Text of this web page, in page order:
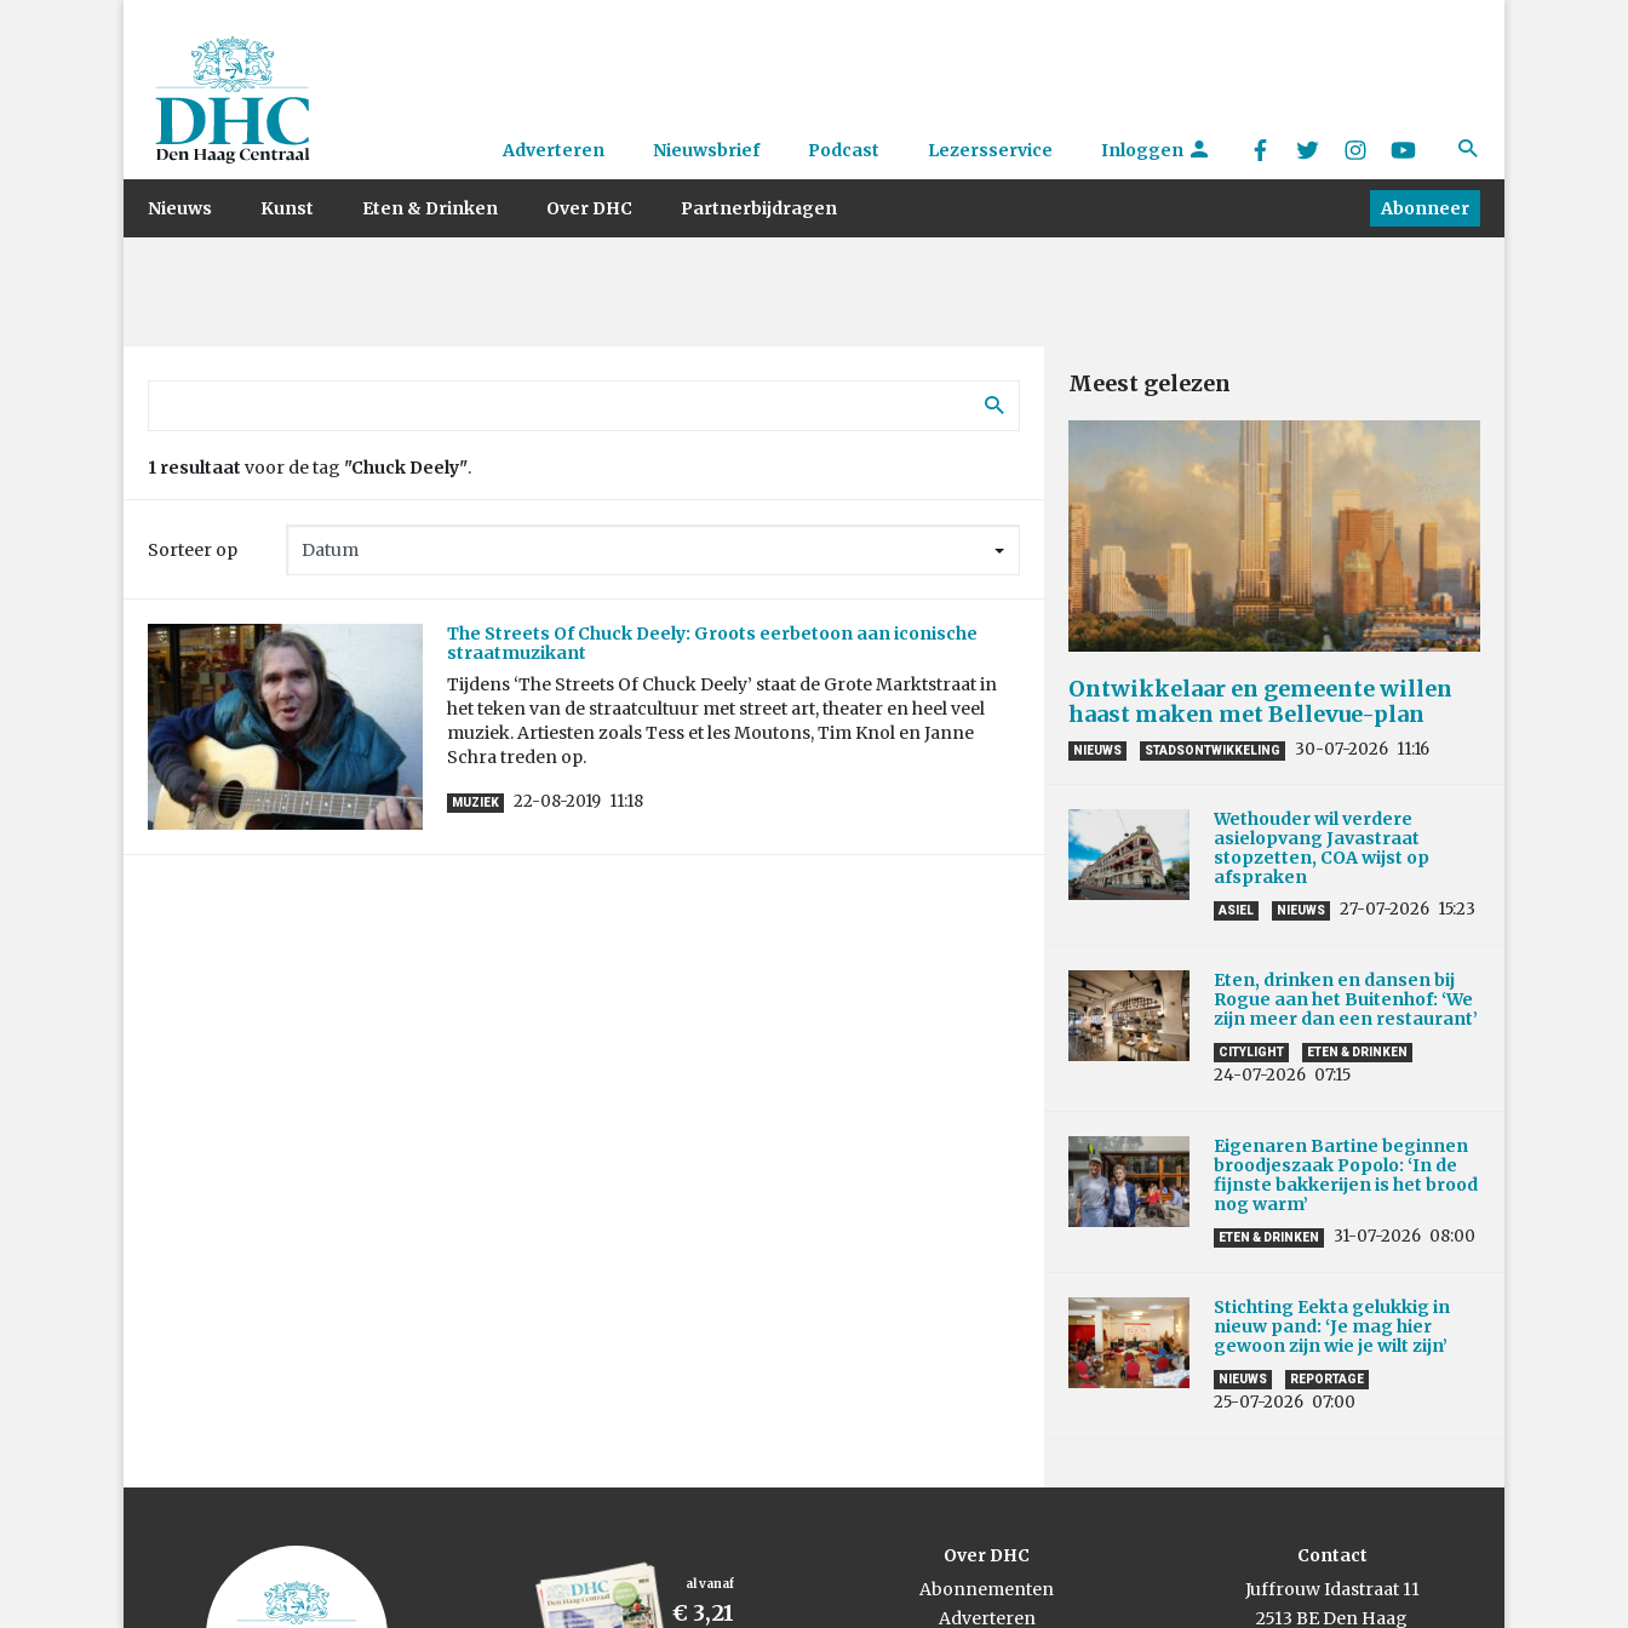
Adverteren Nieuwsbrief Podcast Lezersservice Inloggen
Nieuws Kunst Eten & Drinken Over DHC Partnerbijdragen Abonneer
1 resultaat voor de tag "Chuck Deely".
Sorteer op
The Streets Of Chuck Deely: Groots eerbetoon aan iconische
straatmuzikant
Tijdens ‘The Streets Of Chuck Deely’ staat de Grote Marktstraat in
het teken van de straatcultuur met street art, theater en heel veel
muziek. Artiesten zoals Tess et les Moutons, Tim Knol en Janne
Schra treden op.
MUZIEK 22-08-2019 11:18
Meest gelezen
Ontwikkelaar en gemeente willen
haast maken met Bellevue-plan
NIEUWS STADSONTWIKKELING 30-07-2026 11:16
Wethouder wil verdere
asielopvang Javastraat
stopzetten, COA wijst op
afspraken
ASIEL NIEUWS 27-07-2026 15:23
Eten, drinken en dansen bij
Rogue aan het Buitenhof: ‘We
zijn meer dan een restaurant’
CITYLIGHT ETEN & DRINKEN
24-07-2026 07:15
Eigenaren Bartine beginnen
broodjeszaak Popolo: ‘In de
fijnste bakkerijen is het brood
nog warm’
ETEN & DRINKEN 31-07-2026 08:00
Stichting Eekta gelukkig in
nieuw pand: ‘Je mag hier
gewoon zijn wie je wilt zijn’
NIEUWS REPORTAGE
25-07-2026 07:00
al vanaf
€ 3,21
Over DHC
Abonnementen
Adverteren
Contact
Juffrouw Idastraat 11
2513 BE Den Haag